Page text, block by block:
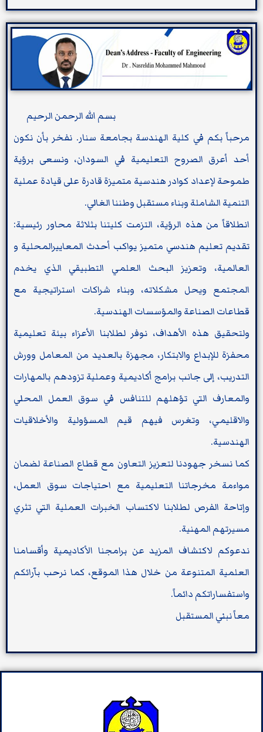
بسم الله الرحمن الرحيم
مرحباً بكم في كلية الهندسة بجامعة سنار. نفخر بأن نكون
أحد أعرق الصروح التعليمية في السودان، ونسعى برؤية
طموحة لإعداد كوادر هندسية متميزة قادرة على قيادة عملية
التنمية الشاملة وبناء مستقبل وطننا الغالي.
انطلاقاً من هذه الرؤية، التزمت كليتنا بثلاثة محاور رئيسية:
تقديم تعليم هندسي متميز يواكب أحدث المعاييرالمحلية و
العالمية، وتعزيز البحث العلمي التطبيقي الذي يخدم
المجتمع ويحل مشكلاته، وبناء شراكات استراتيجية مع
قطاعات الصناعة والمؤسسات الهندسية.
ولتحقيق هذه الأهداف، نوفر لطلابنا الأعزاء بيئة تعليمية
محفزة للإبداع والابتكار، مجهزة بالعديد من المعامل وورش
التدريب، إلى جانب برامج أكاديمية وعملية تزودهم بالمهارات
والمعارف التي تؤهلهم للتنافس في سوق العمل المحلي
والاقليمي، وتغرس فيهم قيم المسؤولية والأخلاقيات
الهندسية.
كما نسخر جهودنا لتعزيز التعاون مع قطاع الصناعة لضمان
مواءمة مخرجاتنا التعليمية مع احتياجات سوق العمل،
وإتاحة الفرص لطلابنا لاكتساب الخبرات العملية التي تثري
مسيرتهم المهنية.
ندعوكم لاكتشاف المزيد عن برامجنا الأكاديمية وأقسامنا
العلمية المتنوعة من خلال هذا الموقع، كما نرحب بآرائكم
واستفساراتكم دائماً.
معاً نبني المستقبل